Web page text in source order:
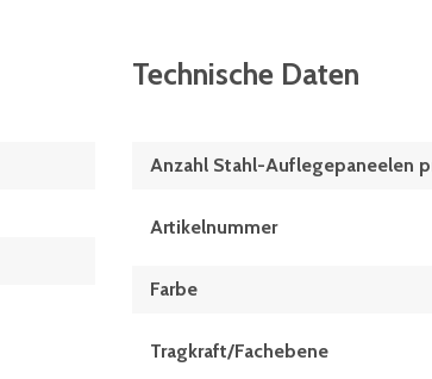
Technische Daten
Anzahl Stahl-Auflegepaneelen
Artikelnummer
Farbe
Tragkraft/Fachebene